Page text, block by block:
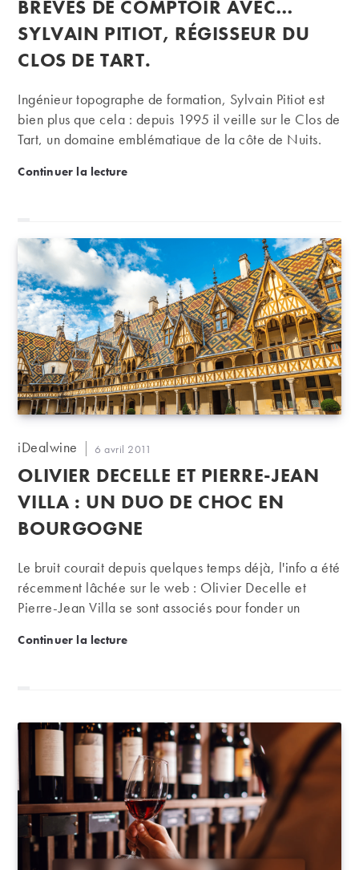
la
publication :
BRÈVES DE COMPTOIR AVEC…
SYLVAIN PITIOT, RÉGISSEUR DU
CLOS DE TART.
Ingénieur topographe de formation, Sylvain Pitiot est
bien plus que cela : depuis 1995 il veille sur le Clos de
Tart, un domaine emblématique de la côte de Nuits.
Continuer la lectureBrèves de comptoir avec… Sylvain Pitiot, régisseur
Auteur/autrice
la
publication :
iDealwine
Publication
publiée :
6 avril 2011
OLIVIER DECELLE ET PIERRE-JEAN
VILLA : UN DUO DE CHOC EN
BOURGOGNE
Le bruit courait depuis quelques temps déjà, l'info a été
récemment lâchée sur le web : Olivier Decelle et
Pierre-Jean Villa se sont associés pour fonder un
Continuer la lectureOlivier Decelle et Pierre-Jean Villa : un duo de